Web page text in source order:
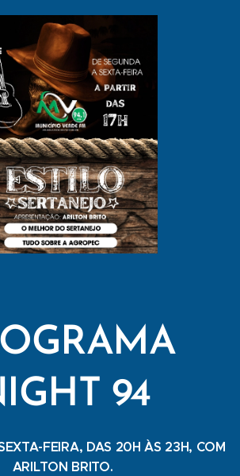
94
FEIRA, DAS 20H ÀS 23H, COM
ARILTON BRITO.